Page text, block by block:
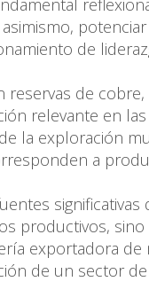
de
de
relevante en
la exploración
a
productivos,
exportadora de
de un sector